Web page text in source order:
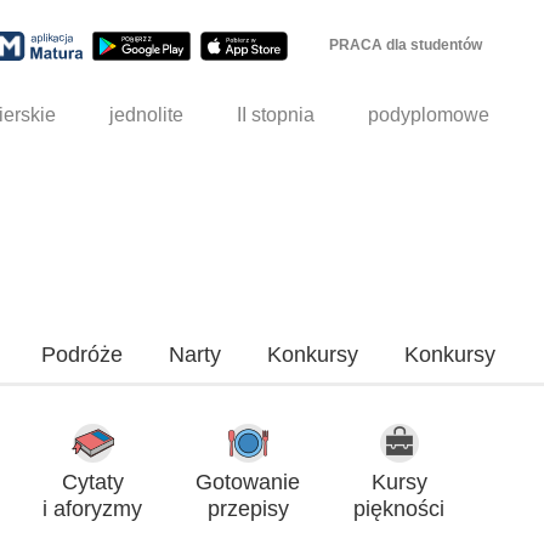
PRACA dla studentów
jednolite II stopnia podyplomowe
Podróże Narty Konkursy Konkursy
Cytaty
i aforyzmy
Gotowanie
przepisy
Kursy
piękności